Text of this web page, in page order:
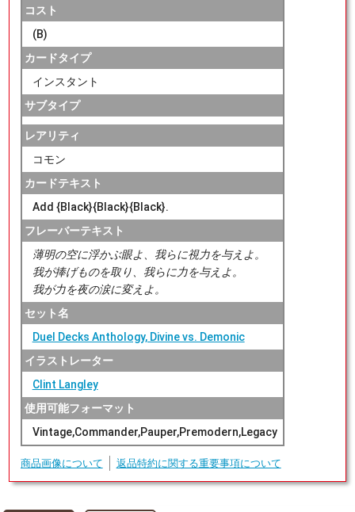
コスト
(B)
カードタイプ
インスタント
サブタイプ
レアリティ
コモン
カードテキスト
Add {Black}{Black}{Black}.
フレーバーテキスト
薄明の空に浮かぶ眼よ、我らに視力を与えよ。
我が捧げものを取り、我らに力を与えよ。
我が力を夜の涙に変えよ。
セット名
Duel Decks Anthology, Divine vs. Demonic
イラストレーター
Clint Langley
使用可能フォーマット
Vintage,Commander,Pauper,Premodern,Legacy
商品画像について 返品特約に関する重要事項について